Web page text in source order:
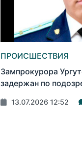
ПРОИСШЕСТВИЯ
Зампрокурора
задержан по
13.07.2026 12:52